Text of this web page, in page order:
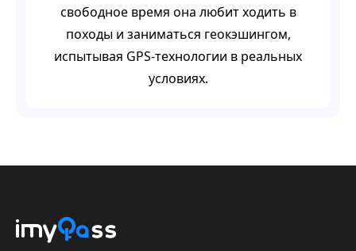
свободное время она любит ходить в
походы и заниматься геокэшингом,
испытывая GPS‑технологии в реальных
условиях.